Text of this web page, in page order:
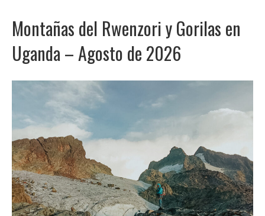
Montañas del Rwenzori y Gorilas en
Uganda – Agosto de 2026